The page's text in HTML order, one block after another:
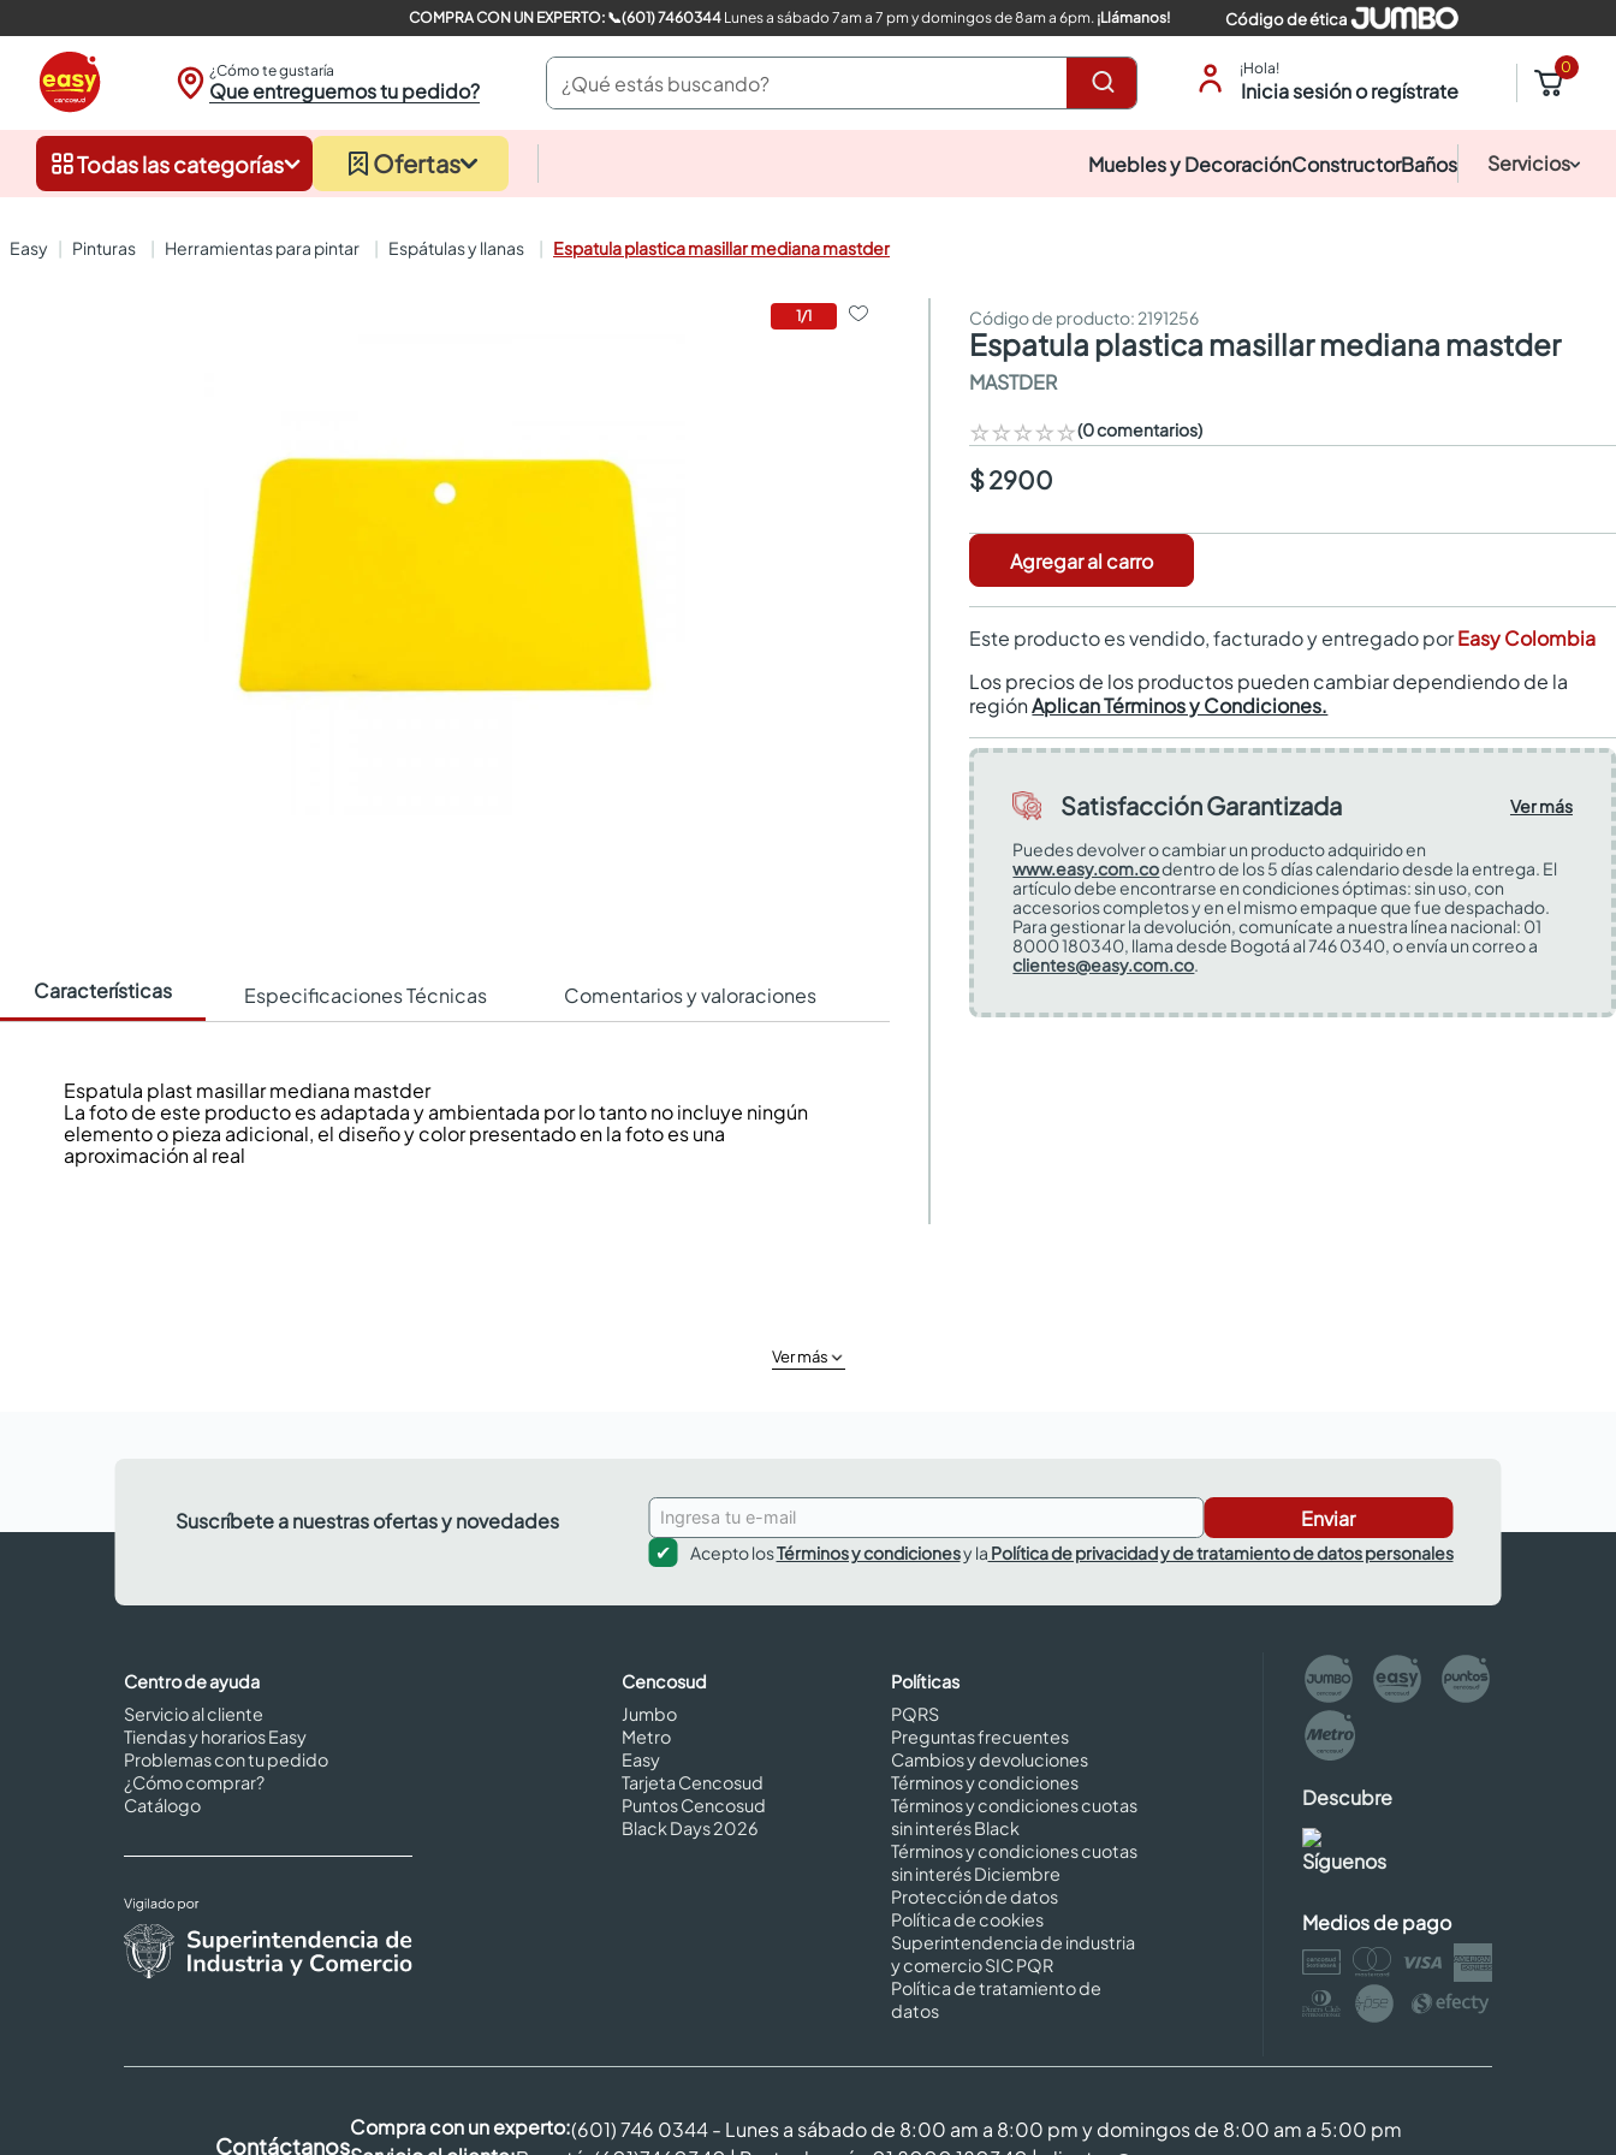
COMPRA CON UN EXPERTO: 📞(601) 7460344Lunes a sábado 7am a 7 pm y domingos de 8am a 6pm. ¡Llámanos! Código de ética
¿Cómo te gustaría
Que entreguemos tu pedido?
¿Qué estás buscando? ¡Hola!
Inicia sesión o regístrate
0
Todas las categorías Ofertas Muebles y DecoraciónConstructorBaños Servicios
pinturas herramientas para pintar espátulas y llanas Espatula plastica masillar mediana mastder
1/1
Características Especificaciones Técnicas Comentarios y valoraciones
Espatula plast masillar mediana mastder
La foto de este producto es adaptada y ambientada por lo tanto no incluye ningún
elemento o pieza adicional, el diseño y color presentado en la foto es una
aproximación al real
: 2191256
espatula plastica masillar mediana mastder
MASTDER
☆☆☆☆☆(0 comentarios)
$ 2900
Agregar al carro
Este producto es vendido, facturado y entregado porEasy Colombia
Los precios de los productos pueden cambiar dependiendo de la
regiónAplican Términos y Condiciones.
Satisfacción Garantizada
Ver más
Puedes devolver o cambiar un producto adquirido en
www.easy.com.codentro de los 5 días calendario desde la entrega. El
artículo debe encontrarse en condiciones óptimas: sin uso, con
accesorios completos y en el mismo empaque que fue despachado.
Para gestionar la devolución, comunícate a nuestra línea nacional: 01
8000 180340, llama desde Bogotá al 746 0340, o envía un correo a
clientes@easy.com.co.
Ver más
Suscríbete a nuestras ofertas y novedades Enviar
Acepto losTérminos y condicionesy la Política de privacidad y de tratamiento de datos personales
Centro de ayuda
Servicio al cliente
Tiendas y horarios Easy
Problemas con tu pedido
¿Cómo comprar?
Catálogo
Cencosud
Jumbo
Metro
Easy
Tarjeta Cencosud
Puntos Cencosud
Black Days 2026
Políticas
PQRS
Preguntas frecuentes
Cambios y devoluciones
Términos y condiciones
Términos y condiciones cuotas
sin interés Black
Términos y condiciones cuotas
sin interés Diciembre
Protección de datos
Política de cookies
Superintendencia de industria
y comercio SIC PQR
Política de tratamiento de
datos
Descubre
Síguenos
Medios de pago
Contáctanos
Compra con un experto:(601) 746 0344 - Lunes a sábado de 8:00 am a 8:00 pm y domingos de 8:00 am a 5:00 pm
closet
sanitarios